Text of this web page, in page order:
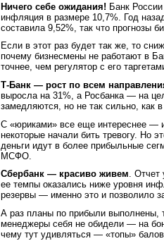
Ничего себе ожидания! Банк
инфляция в размере 10,7%. Год
составила 9,52%, так что прогнозы
Если в этот раз будет так же, то
почему бизнесмены не работают в
точнее, чем регулятор с его
Т-Банк — рост по всем
выросла на 31%, а Росбанка — на
замедляются, но не так сильно, как
С «юриками» все еще интереснее —
некоторые начали бить тревогу. Но
деньги идут в более прибыльные
МСФО.
Сбербанк — красиво живем. Отчет
ее темпы оказались ниже уровня
резервы — именно это и позволило
А раз планы по прибыли
менеджеры себя не обидели — на
чему тут удивляться — «топы»